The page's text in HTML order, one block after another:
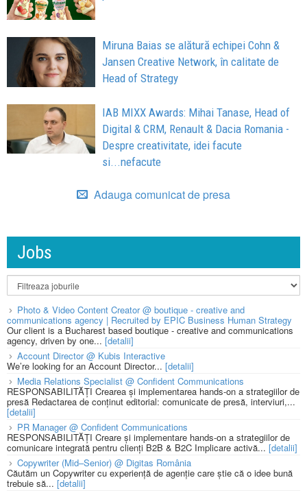
Miruna Baias se alătură echipei Cohn &
Jansen Creative Network, în calitate de
Head of Strategy
IAB MIXX Awards: Mihai Tanase, Head of
Digital & CRM, Renault & Dacia Romania -
Despre creativitate, idei facute
si...nefacute
Adauga comunicat de presa
Jobs
Photo & Video Content Creator @ boutique - creative and
communications agency | Recruited by EPIC Business Human Strategy
Our client is a Bucharest based boutique - creative and communications
agency, driven by one... [detalii]
Account Director @ Kubis Interactive
We’re looking for an Account Director... [detalii]
Media Relations Specialist @ Confident Communications
RESPONSABILITĂȚI Crearea și implementarea hands-on a strategiilor de
presă Redactarea de conținut editorial: comunicate de presă, interviuri,...
[detalii]
PR Manager @ Confident Communications
RESPONSABILITĂȚI Creare și implementare hands-on a strategiilor de
comunicare integrată pentru clienți B2B & B2C Implicare activă... [detalii]
Copywriter (Mid–Senior) @ Digitas România
Căutăm un Copywriter cu experiență de agenție care știe că o idee bună
trebuie să... [detalii]